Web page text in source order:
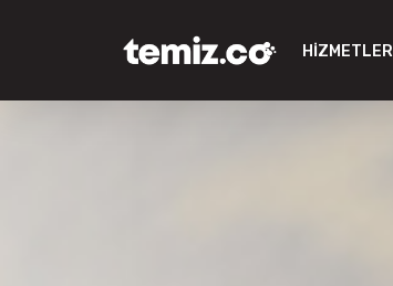
HIZMETLER